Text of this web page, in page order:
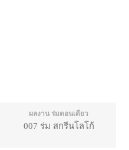
ผลงาน ร่มตอนเดียว
007 ร่ม สกรีนโลโก้